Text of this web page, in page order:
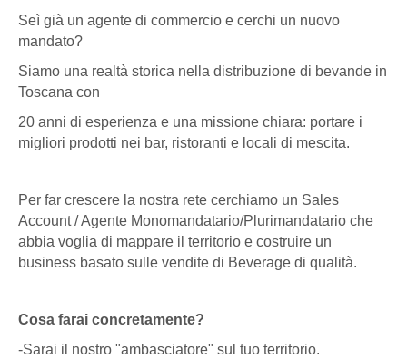
Seì già un agente di commercio e cerchi un nuovo
mandato?
Siamo una realtà storica nella distribuzione di bevande in
Toscana con
20 anni di esperienza e una missione chiara: portare i
migliori prodotti nei bar, ristoranti e locali di mescita.
Per far crescere la nostra rete cerchiamo un Sales
Account / Agente Monomandatario/Plurimandatario che
abbia voglia di mappare il territorio e costruire un
business basato sulle vendite di Beverage di qualità.
Cosa farai concretamente?
-Sarai il nostro "ambasciatore" sul tuo territorio.